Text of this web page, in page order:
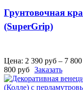
Грунтовочная
(SuperGrip)
Цена: 2 390 руб – 7 800
800 руб Заказать